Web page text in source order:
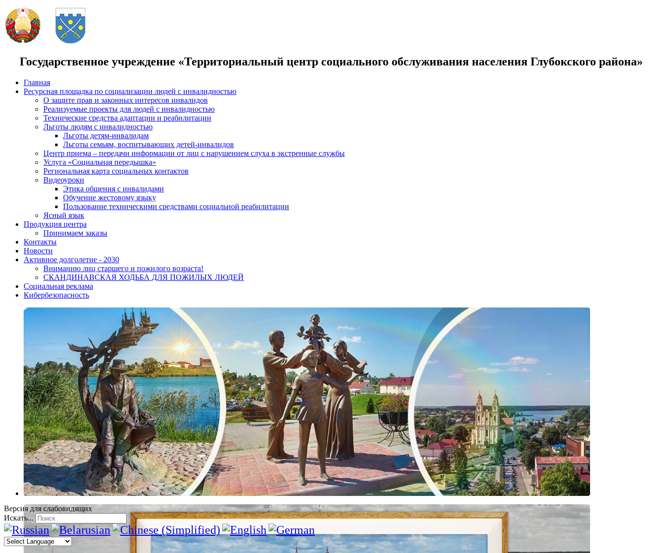
Государственное учреждение «Территориальный центр социального обслуживания населения Глубокского района»
Главная
Ресурсная площадка по социализации людей с инвалидностью
О защите прав и законных интересов инвалидов
Реализуемые проекты для людей с инвалидностью
Технические средства адаптации и реабилитации
Льготы людям с инвалидностью
Льготы детям-инвалидам
Льготы семьям, воспитывающих детей-инвалидов
Центр приема – передачи информации от лиц с нарушением слуха в экстренные службы
Услуга «Социальная передышка»
Региональная карта социальных контактов
Видеоуроки
Этика общения с инвалидами
Обучение жестовому языку
Пользование техническими средствами социальной реабилитации
Ясный язык
Продукция центра
Принимаем заказы
Контакты
Новости
Активное долголетие - 2030
Вниманию лиц старшего и пожилого возраста!
CКАНДИНАВСКАЯ ХОДЬБА ДЛЯ ПОЖИЛЫХ ЛЮДЕЙ
Социальная реклама
Кибербезопасность
Версия для слабовидящих
Искать...